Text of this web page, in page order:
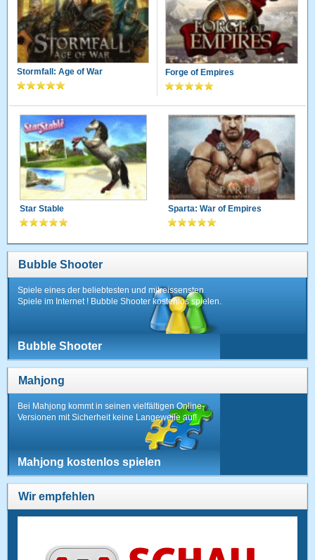
Stormfall: Age of War Forge of Empires
Star Stable Sparta: War of Empires
Bubble Shooter
Spiele eines der beliebtesten und mitreissensten
Spiele im Internet ! Bubble Shooter kostenlos spielen.
Bubble Shooter
Mahjong
Bei Mahjong kommt in seinen vielfältigen Online-
Versionen mit Sicherheit keine Langeweile auf!
Mahjong kostenlos spielen
Wir empfehlen